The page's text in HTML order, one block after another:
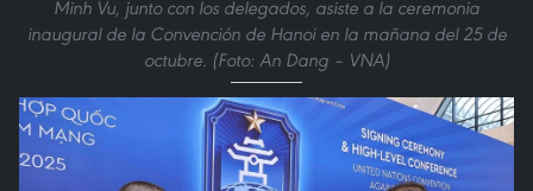
Minh Vu, junto con los delegados, asiste a la ceremonia
inaugural de la Convención de Hanoi en la mañana del 25 de
octubre. (Foto: An Dang – VNA)